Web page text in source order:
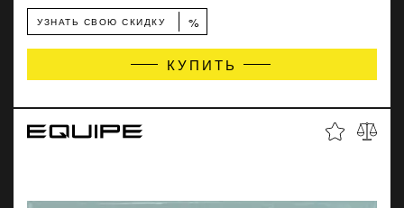
УЗНАТЬ СВОЮ СКИДКУ %
КУПИТЬ